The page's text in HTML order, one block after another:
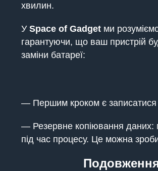
хвилин.
У Space of Gadget ми
гарантуючи, що ваш пристрій
заміни батареї:
— Першим кроком є
— Резервне копіювання даних:
під час процесу. Це можна
Подовження